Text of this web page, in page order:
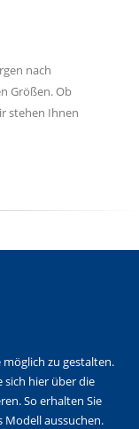
nach
Größen. Ob
stehen Ihnen
zu gestalten.
sich hier über die
So erhalten Sie
Modell aussuchen.